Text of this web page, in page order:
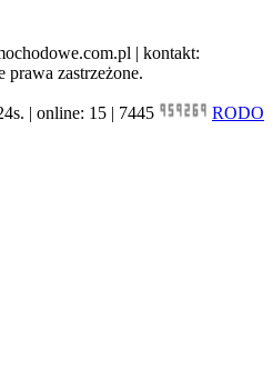
| kontakt:
prawa zastrzeżone.
| online: 15 | 7445 RODO